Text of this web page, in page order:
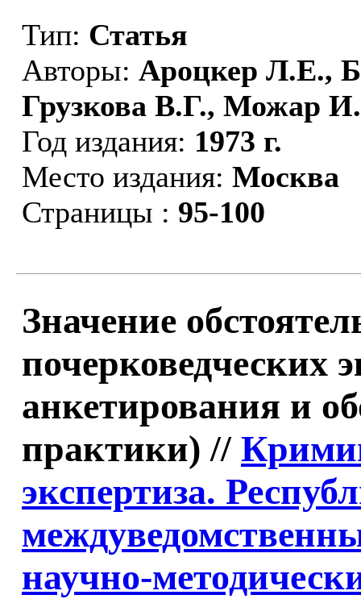
Тип: Статья
Авторы: Ароцкер Л.Е.,
Грузкова В.Г., Можар
Год издания: 1973 г.
Место издания: Москва
Страницы : 95-100
Значение
почерковедческих
анкетирования и
практики) //
экспертиза.
научно-